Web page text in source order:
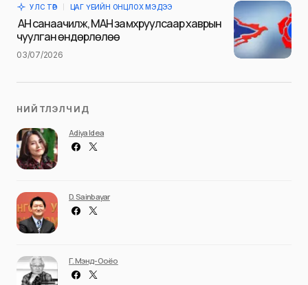
Илгээх
УЛС ТӨР ЦАГ ҮЕИЙН ОНЦЛОХ МЭДЭЭ
АН санаачилж, МАН замхруулсаар хаврын
чуулган өндөрлөлөө
03/07/2026
НИЙТЛЭЛЧИД
Adiya Idea
D. Sainbayar
Г. Мэнд-Ооёо